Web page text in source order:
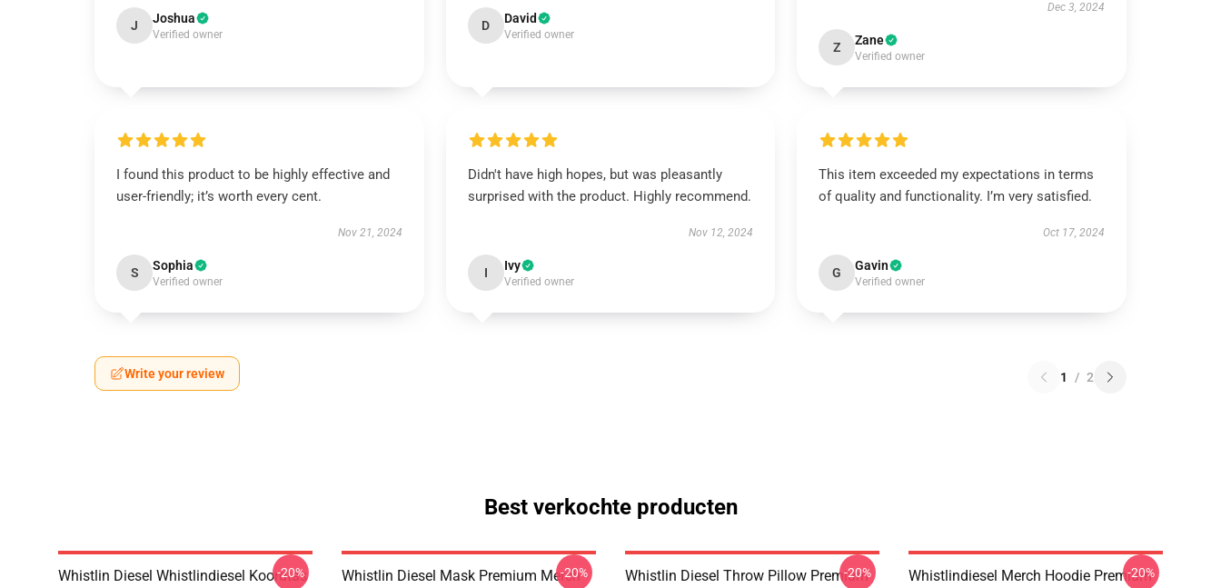
J Joshua
Verified owner
D David
Verified owner
Dec 3, 2024
Z Zane
Verified owner
I found this product to be highly effective and
user-friendly; it’s worth every cent.
Nov 21, 2024
S Sophia
Verified owner
Didn't have high hopes, but was pleasantly
surprised with the product. Highly recommend.
Nov 12, 2024
I Ivy
Verified owner
This item exceeded my expectations in terms
of quality and functionality. I’m very satisfied.
Oct 17, 2024
G Gavin
Verified owner
Write your review 1 / 2
Best verkochte producten
Whistlin Diesel Whistlindiesel Koordtas
-20%
Whistlin Diesel Mask Premium Merch
-20%
Whistlin Diesel Throw Pillow Premium
-20%
Whistlindiesel Merch Hoodie Premium
-20%